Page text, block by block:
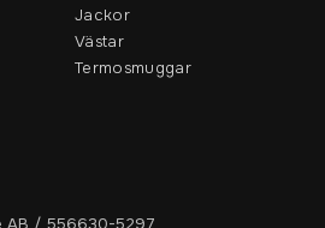
Jackor
Västar
Termosmuggar
AB / 556630-5297